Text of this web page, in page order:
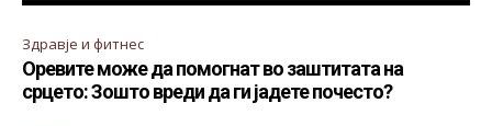
Здравје и фитнес
Оревите може да помогнат во заштитата на
срцето: Зошто вреди да ги јадете почесто?